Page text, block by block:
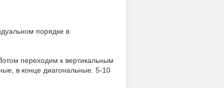
порядке в
переходим к вертикальным
в конце диагональные. 5-10